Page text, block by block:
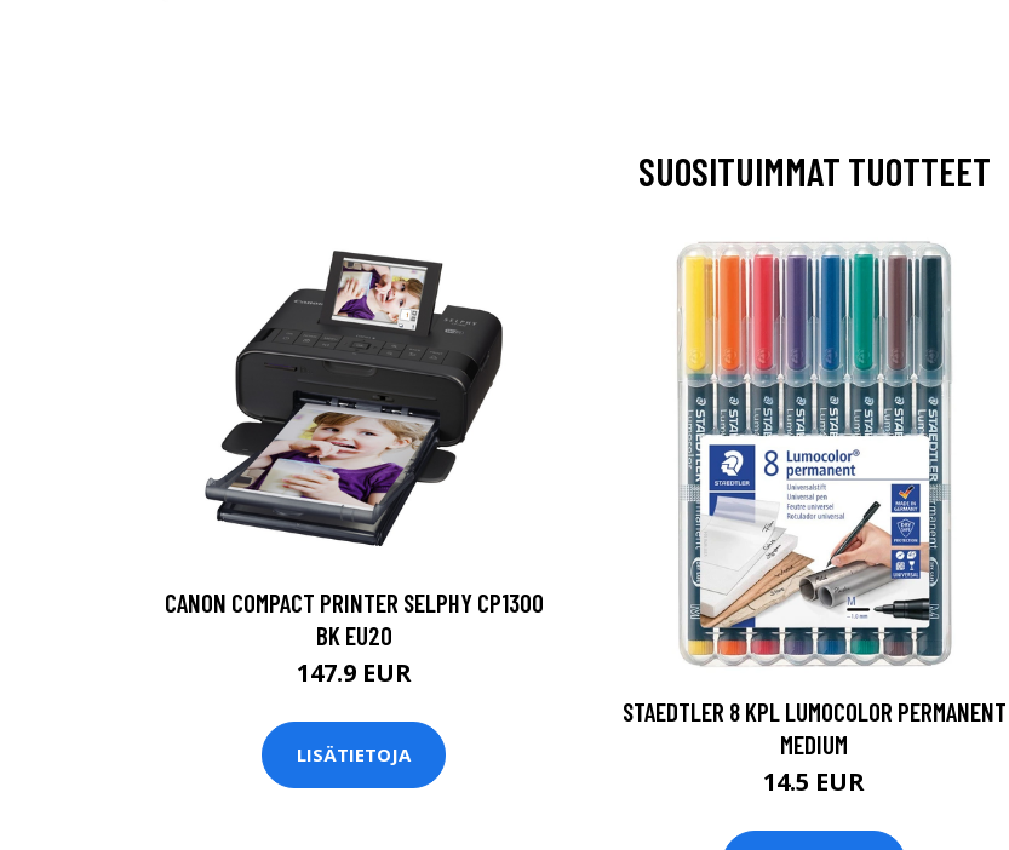
SUOSITUIMMAT TUOTTEET
CANON COMPACT PRINTER SELPHY CP1300
BK EU20
147.9 EUR
LISÄTIETOJA
STAEDTLER 8 KPL LUMOCOLOR PERMANENT
MEDIUM
14.5 EUR